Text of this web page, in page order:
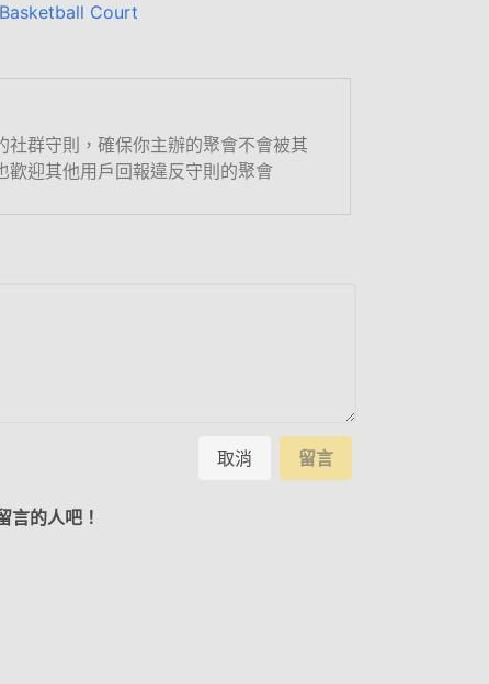
Court
社群守則，確保你主辦的聚會不會被其
歡迎其他用戶回報違反守則的聚會
取消 留言
言的人吧！